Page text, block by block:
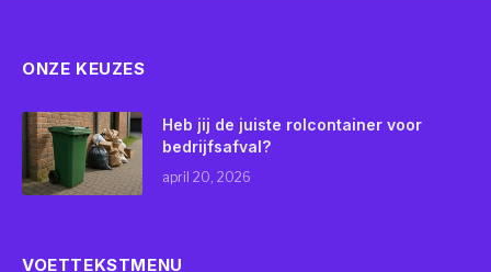
ONZE KEUZES
Heb jij de juiste rolcontainer voor
bedrijfsafval?
april 20, 2026
VOETTEKSTMENU